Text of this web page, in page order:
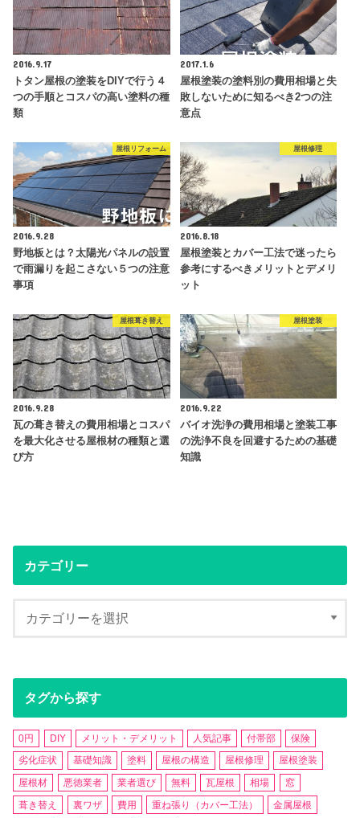
2016.9.17
トタン屋根の塗装をDIYで行う４
つの手順とコスパの高い塗料の種
類
2017.1.6
屋根塗装の塗料別の費用相場と失
敗しないために知るべき2つの注
意点
屋根リフォーム
2016.9.28
野地板とは？太陽光パネルの設置
で雨漏りを起こさない５つの注意
事項
屋根修理
2016.8.18
屋根塗装とカバー工法で迷ったら
参考にするべきメリットとデメリ
ット
屋根葺き替え
2016.9.28
瓦の葺き替えの費用相場とコスパ
を最大化させる屋根材の種類と選
び方
屋根塗装
2016.9.22
バイオ洗浄の費用相場と塗装工事
の洗浄不良を回避するための基礎
知識
カテゴリー
タグから探す
0円 DIY メリット・デメリット 人気記事 付帯部
保険
劣化症状
基礎知識 塗料 屋根の構造 屋根修理
屋根塗装
屋根材
悪徳業者 業者選び 無料 瓦屋根 相場
窓
葺き替え
裏ワザ 費用 重ね張り（カバー工法）
金属屋根